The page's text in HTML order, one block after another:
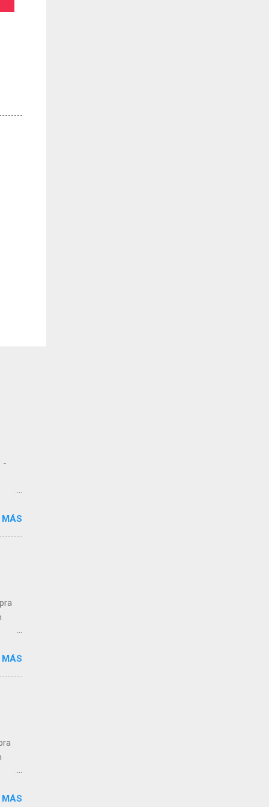
-
MÁS
el
MÁS
MÁS